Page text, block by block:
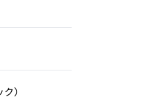
）